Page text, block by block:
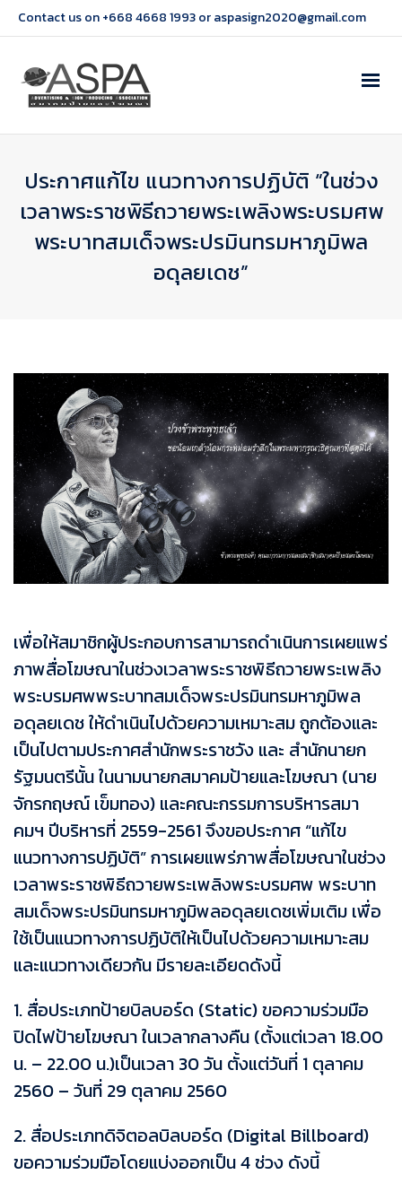
Contact us on +668 4668 1993 or aspasign2020@gmail.com
ประกาศแก้ไข แนวทางการปฏิบัติ “ในช่วง
เวลาพระราชพิธีถวายพระเพลิงพระบรมศพ
พระบาทสมเด็จพระปรมินทรมหาภูมิพล
อดุลยเดช”
เพื่อให้สมาชิกผู้ประกอบการสามารถดำเนินการเผยแพร่
ภาพสื่อโฆษณาในช่วงเวลาพระราชพิธีถวายพระเพลิง
พระบรมศพพระบาทสมเด็จพระปรมินทรมหาภูมิพล
อดุลยเดช ให้ดำเนินไปด้วยความเหมาะสม ถูกต้องและ
เป็นไปตามประกาศสำนักพระราชวัง และ สำนักนายก
รัฐมนตรีนั้น ในนามนายกสมาคมป้ายและโฆษณา (นาย
จักรกฤษณ์ เข็มทอง) และคณะกรรมการบริหารสมา
คมฯ ปีบริหารที่ 2559-2561 จึงขอประกาศ “แก้ไข
แนวทางการปฏิบัติ” การเผยแพร่ภาพสื่อโฆษณาในช่วง
เวลาพระราชพิธีถวายพระเพลิงพระบรมศพ พระบาท
สมเด็จพระปรมินทรมหาภูมิพลอดุลยเดชเพิ่มเติม เพื่อ
ใช้เป็นแนวทางการปฏิบัติให้เป็นไปด้วยความเหมาะสม
และแนวทางเดียวกัน มีรายละเอียดดังนี้
1. สื่อประเภทป้ายบิลบอร์ด (Static) ขอความร่วมมือ
ปิดไฟป้ายโฆษณา ในเวลากลางคืน (ตั้งแต่เวลา 18.00
น. – 22.00 น.)เป็นเวลา 30 วัน ตั้งแต่วันที่ 1 ตุลาคม
2560 – วันที่ 29 ตุลาคม 2560
2. สื่อประเภทดิจิตอลบิลบอร์ด (Digital Billboard)
ขอความร่วมมือโดยแบ่งออกเป็น 4 ช่วง ดังนี้